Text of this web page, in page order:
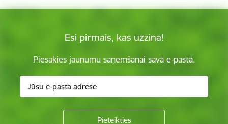
Esi pirmais, kas uzzina!
Piesakies jaunumu saņemšanai savā e-pastā.